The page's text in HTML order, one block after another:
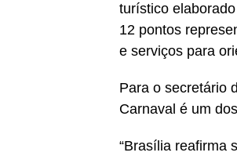
turístico
12 pontos
e serviços para
Para o secretário
Carnaval é um
“Brasília reafirma